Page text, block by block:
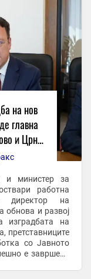
на нов
главна
и Црна
и министер за
работна
директор на
обнова и развој
изградбата на
со Јавното
е завршена